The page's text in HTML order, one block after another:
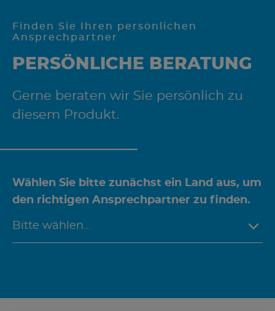
Finden Sie Ihren persönlichen
Ansprechpartner
PERSÖNLICHE BERATUNG
Gerne beraten wir Sie persönlich zu
diesem Produkt.
Wählen Sie bitte zunächst ein Land aus, um
den richtigen Ansprechpartner zu finden.